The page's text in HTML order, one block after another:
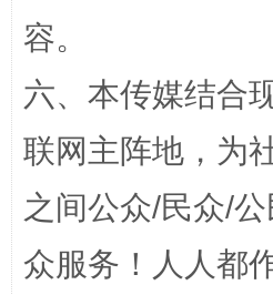
容。
六、本传媒结合
联网主阵地，为
之间公众/民众/
众服务！人人都